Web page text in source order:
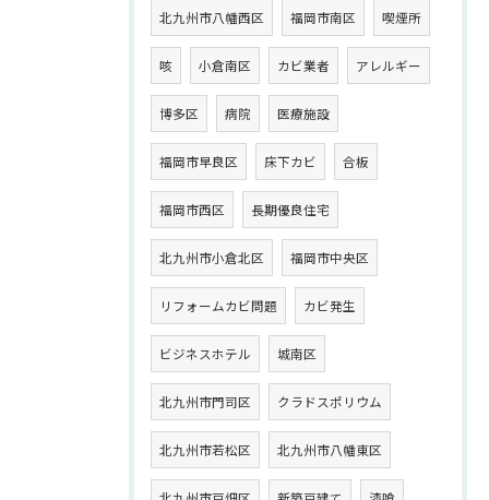
北九州市八幡西区 福岡市南区 喫煙所
咳 小倉南区 カビ業者 アレルギー
博多区 病院 医療施設
福岡市早良区 床下カビ 合板
福岡市西区 長期優良住宅
北九州市小倉北区 福岡市中央区
リフォームカビ問題 カビ発生
ビジネスホテル 城南区
北九州市門司区 クラドスポリウム
北九州市若松区 北九州市八幡東区